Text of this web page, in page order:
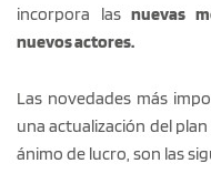
incorpora lasnuevas
nuevos actores.
Las novedades más
una actualización del
ánimo de lucro, son las